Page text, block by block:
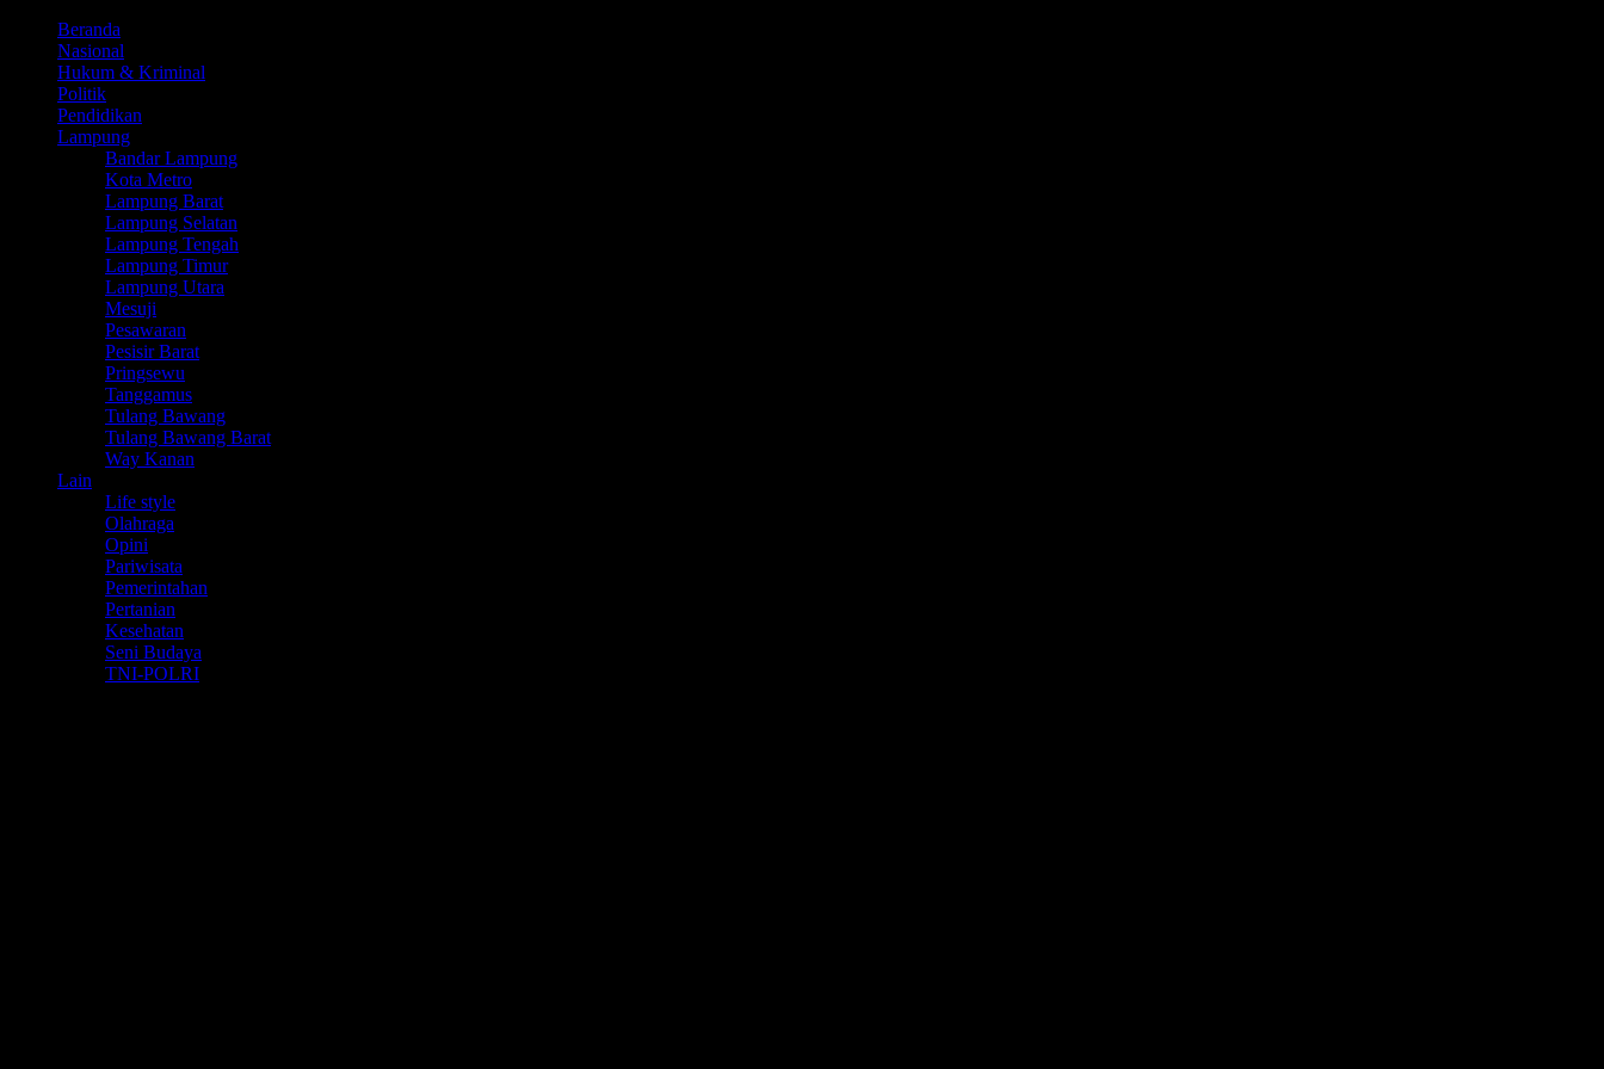
Beranda
Nasional
Hukum & Kriminal
Politik
Pendidikan
Lampung
Bandar Lampung
Kota Metro
Lampung Barat
Lampung Selatan
Lampung Tengah
Lampung Timur
Lampung Utara
Mesuji
Pesawaran
Pesisir Barat
Pringsewu
Tanggamus
Tulang Bawang
Tulang Bawang Barat
Way Kanan
Lain
Life style
Olahraga
Opini
Pariwisata
Pemerintahan
Pertanian
Kesehatan
Seni Budaya
TNI-POLRI